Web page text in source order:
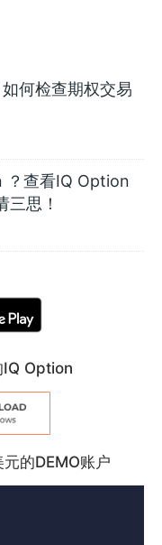
何检查期权交易
？查看IQ Option
三思！
Option
的DEMO账户